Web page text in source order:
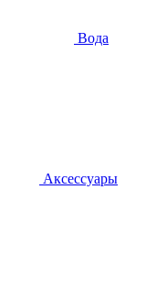
Вода
Аксессуары